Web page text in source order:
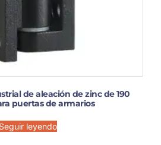
de aleación de zinc de 190
puertas de armarios
Seguir leyendo